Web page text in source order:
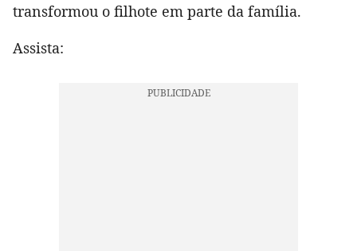
transformou o filhote em parte da família.
Assista: